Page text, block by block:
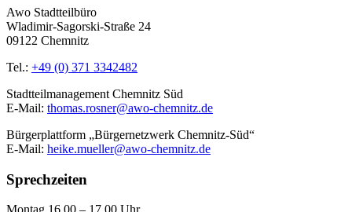
Awo Stadtteilbüro
Wladimir-Sagorski-Straße 24
09122 Chemnitz
Tel.: +49 (0) 371 3342482
Stadtteilmanagement Chemnitz Süd
E-Mail: thomas.rosner@awo-chemnitz.de
Bürgerplattform „Bürgernetzwerk Chemnitz-Süd“
E-Mail: heike.mueller@awo-chemnitz.de
Sprechzeiten